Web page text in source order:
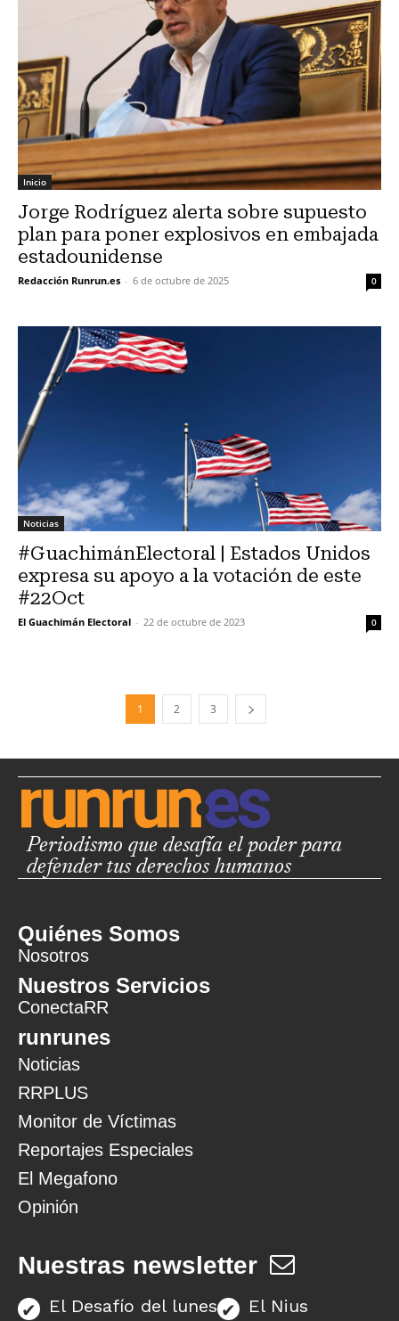
Inicio
Jorge Rodríguez alerta sobre supuesto
plan para poner explosivos en embajada
estadounidense
Redacción Runrun.es - 6 de octubre de 2025 0
Noticias
#GuachimánElectoral | Estados Unidos
expresa su apoyo a la votación de este
#22Oct
El Guachimán Electoral - 22 de octubre de 2023 0
1 2 3
Periodismo que desafía el poder para
defender tus derechos humanos
Quiénes Somos
Nosotros
Nuestros Servicios
ConectaRR
runrunes
Noticias
RRPLUS
Monitor de Víctimas
Reportajes Especiales
El Megafono
Opinión
Nuestras newsletter
El Desafío del lunes El Nius